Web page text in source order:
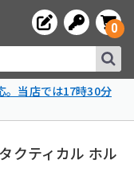
0
。当店では17時30分
クティカル ホル